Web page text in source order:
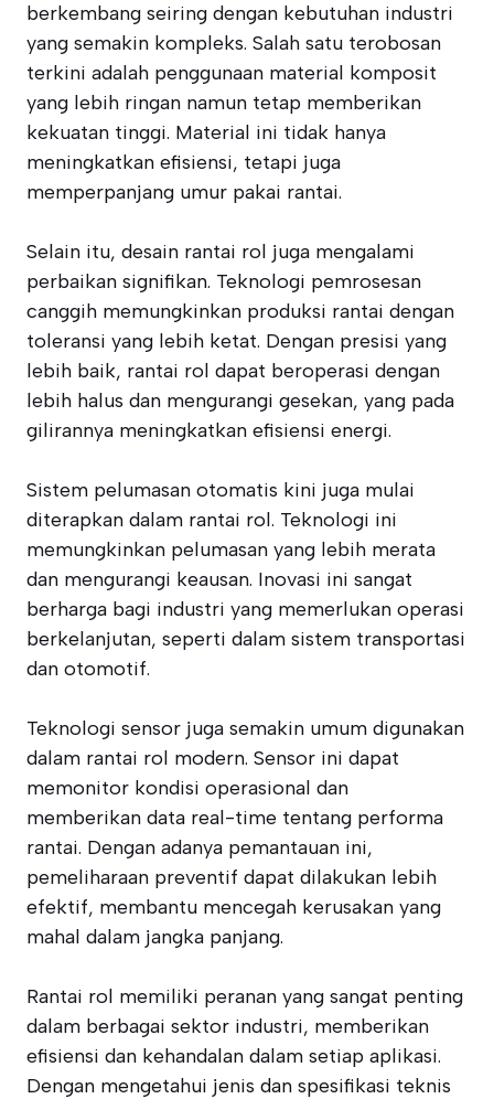
berkembang seiring dengan kebutuhan industri
yang semakin kompleks. Salah satu terobosan
terkini adalah penggunaan material komposit
yang lebih ringan namun tetap memberikan
kekuatan tinggi. Material ini tidak hanya
meningkatkan efisiensi, tetapi juga
memperpanjang umur pakai rantai.
Selain itu, desain rantai rol juga mengalami
perbaikan signifikan. Teknologi pemrosesan
canggih memungkinkan produksi rantai dengan
toleransi yang lebih ketat. Dengan presisi yang
lebih baik, rantai rol dapat beroperasi dengan
lebih halus dan mengurangi gesekan, yang pada
gilirannya meningkatkan efisiensi energi.
Sistem pelumasan otomatis kini juga mulai
diterapkan dalam rantai rol. Teknologi ini
memungkinkan pelumasan yang lebih merata
dan mengurangi keausan. Inovasi ini sangat
berharga bagi industri yang memerlukan operasi
berkelanjutan, seperti dalam sistem transportasi
dan otomotif.
Teknologi sensor juga semakin umum digunakan
dalam rantai rol modern. Sensor ini dapat
memonitor kondisi operasional dan
memberikan data real-time tentang performa
rantai. Dengan adanya pemantauan ini,
pemeliharaan preventif dapat dilakukan lebih
efektif, membantu mencegah kerusakan yang
mahal dalam jangka panjang.
Rantai rol memiliki peranan yang sangat penting
dalam berbagai sektor industri, memberikan
efisiensi dan kehandalan dalam setiap aplikasi.
Dengan mengetahui jenis dan spesifikasi teknis